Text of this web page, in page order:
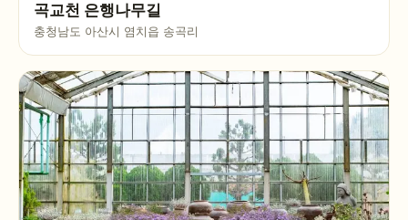
곡교천 은행나무길
충청남도 아산시 염치읍 송곡리